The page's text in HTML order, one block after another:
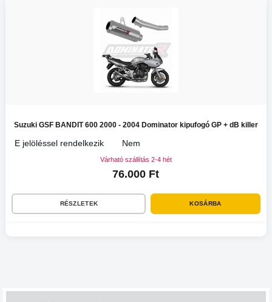
Suzuki GSF BANDIT 600 2000 - 2004 Dominator kipufogó GP + dB killer
E jelöléssel rendelkezik Nem
Várható szállítás 2-4 hét
76.000 Ft
RÉSZLETEK KOSÁRBA